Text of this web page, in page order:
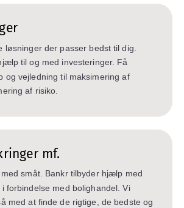
løsninger der passer bedst til dig.
til og med investeringer. Få
og vejledning til maksimering af
af risiko.
mf.
småt. Bankr tilbyder hjælp med
forbindelse med bolighandel. Vi
med at finde de rigtige, de bedste og